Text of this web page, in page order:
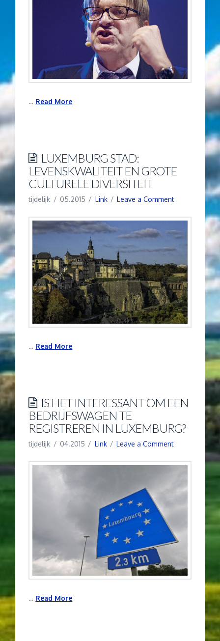
… Read More
LUXEMBURG STAD:
LEVENSKWALITEIT EN GROTE
CULTURELE DIVERSITEIT
tijdelijk 05.2015 Link Leave a Comment
… Read More
IS HET INTERESSANT OM EEN
BEDRIJFSWAGEN TE
REGISTREREN IN LUXEMBURG?
tijdelijk 04.2015 Link Leave a Comment
… Read More